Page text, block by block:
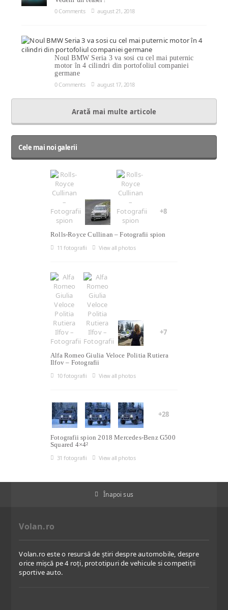
0 Comments
august 21, 2018
Noul BMW Seria 3 va sosi cu cel mai puternic
motor în 4 cilindri din portofoliul companiei
germane
0 Comments
august 17, 2018
Arată mai multe articole
Cele mai noi galerii
+8
Rolls-Royce Cullinan – Fotografii spion
11 fotografii
View all photos
+7
Alfa Romeo Giulia Veloce Politia Rutiera
Ilfov – Fotografii
10 fotografii
View all photos
+28
Fotografii spion 2018 Mercedes-Benz G500
Squared 4×4²
31 fotografii
View all photos
Înapoi sus
Volan.ro
Volan.ro este o resursă de știri despre automobile, despre
orice mișcă pe 4 roți, prototipuri de vehicule si competiții
sportive auto.